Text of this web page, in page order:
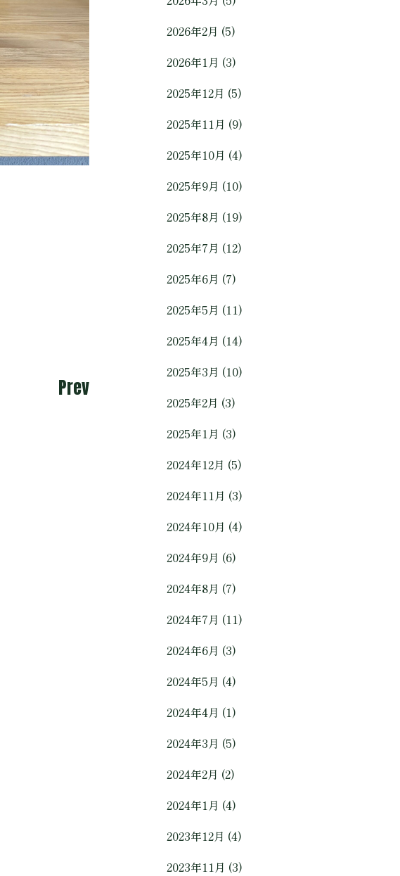
Prev
2026年2月 (5)
2026年1月 (3)
2025年12月 (5)
2025年11月 (9)
2025年10月 (4)
2025年9月 (10)
2025年8月 (19)
2025年7月 (12)
2025年6月 (7)
2025年5月 (11)
2025年4月 (14)
2025年3月 (10)
2025年2月 (3)
2025年1月 (3)
2024年12月 (5)
2024年11月 (3)
2024年10月 (4)
2024年9月 (6)
2024年8月 (7)
2024年7月 (11)
2024年6月 (3)
2024年5月 (4)
2024年4月 (1)
2024年3月 (5)
2024年2月 (2)
2024年1月 (4)
2023年12月 (4)
2023年11月 (3)